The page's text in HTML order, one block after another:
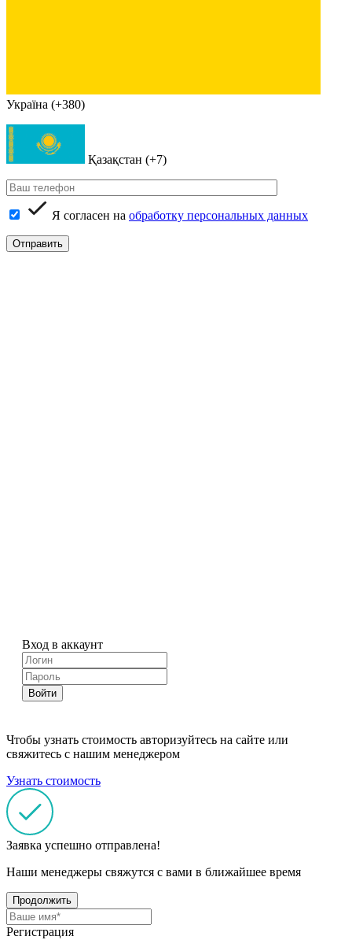
Україна (+380)
Қазақстан (+7)
Я согласен на обработку персональных данных
Вход в аккаунт
Войти
Чтобы узнать стоимость авторизуйтесь на сайте или
свяжитесь с нашим менеджером
Узнать стоимость
Заявка успешно отправлена!
Наши менеджеры свяжутся с вами в ближайшее время
Продолжить
Регистрация